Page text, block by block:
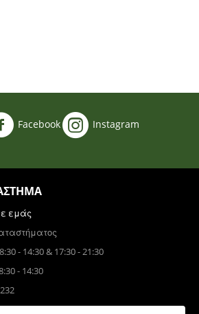
Facebook Instagram
εμάς
- 14:30 & 17:30 - 21:30
- 14:30